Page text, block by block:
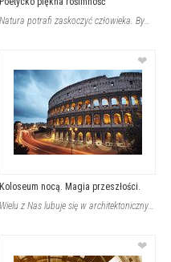
Natura potrafi zaskoczyć człowieka. Bywa kapryśna, to fakt, lecz nie można odmów
❤
Koloseum nocą. Magia przeszłości.
Wielu z Nas lubuje się w architektonicznych perełkach, które zdobią Naszą planet
❤